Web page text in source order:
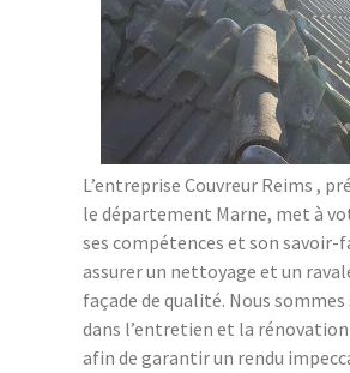
L’entreprise Couvreur Reims ,
le département Marne, met à
ses compétences et son savoir-
assurer un nettoyage et un
façade de qualité. Nous sommes
dans l’entretien et la
afin de garantir un rendu